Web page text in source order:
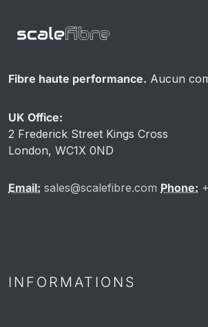
Fibre haute performance. Aucun
UK Office:
2 Frederick Street Kings Cross
London, WC1X 0ND
Email: sales@scalefibre.com Phone:
INFORMATIONS